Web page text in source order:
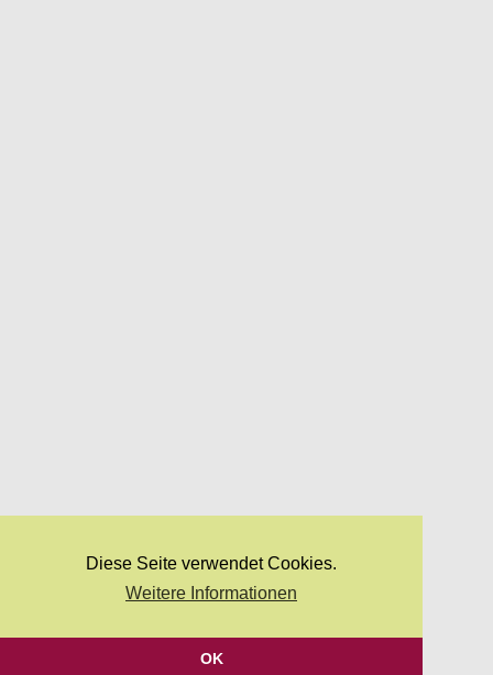
Diese Seite verwendet Cookies.
Weitere Informationen
OK